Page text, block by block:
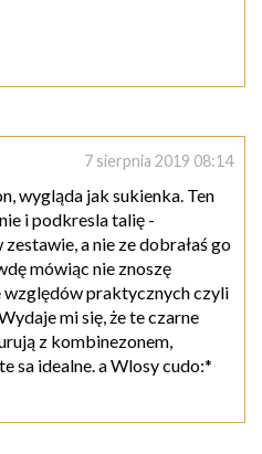
7 sierpnia 2019 08:14
wygląda jak sukienka. Ten
i podkresla talię -
zestawie, a nie ze dobrałaś go
mówiąc nie znoszę
względów praktycznych czyli
mi się, że te czarne
z kombinezonem,
sa idealne. a Wlosy cudo:*